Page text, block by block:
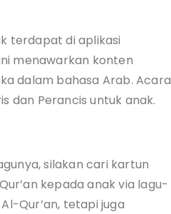
terdapat di aplikasi
menawarkan konten
dalam bahasa Arab. Acara
dan Perancis untuk anak.
silakan cari kartun
kepada anak via lagu-
Qur’an, tetapi juga